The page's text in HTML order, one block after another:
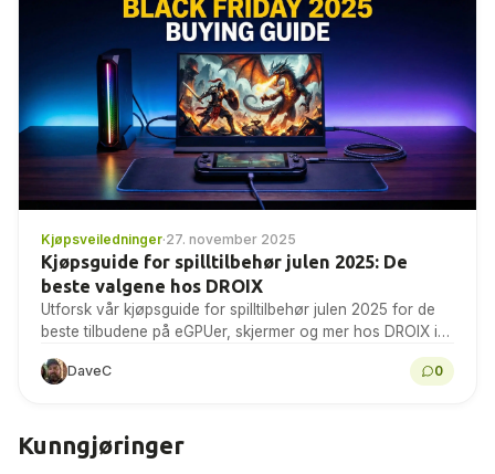
Kjøpsveiledninger·27. november 2025
Kjøpsguide for spilltilbehør julen 2025: De
beste valgene hos DROIX
Utforsk vår kjøpsguide for spilltilbehør julen 2025 for de
beste tilbudene på eGPUer, skjermer og mer hos DROIX i
DaveC 0
Kunngjøringer